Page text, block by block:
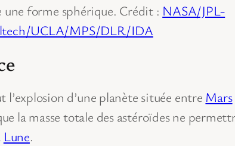
forme sphérique. Crédit : NASA/JPL-
UCLA/MPS/DLR/IDA
d’une planète située entre Mars
la masse totale des astéroïdes ne
Lune.